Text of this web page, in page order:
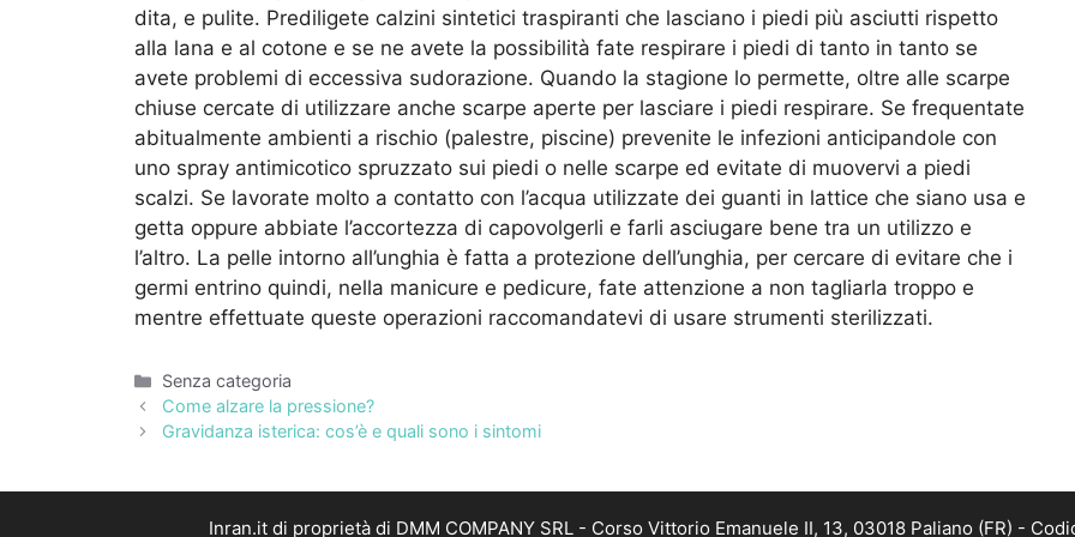
dita, e pulite. Prediligete calzini sintetici traspiranti che lasciano i piedi più asciutti rispetto
alla lana e al cotone e se ne avete la possibilità fate respirare i piedi di tanto in tanto se
avete problemi di eccessiva sudorazione. Quando la stagione lo permette, oltre alle scarpe
chiuse cercate di utilizzare anche scarpe aperte per lasciare i piedi respirare. Se frequentate
abitualmente ambienti a rischio (palestre, piscine) prevenite le infezioni anticipandole con
uno spray antimicotico spruzzato sui piedi o nelle scarpe ed evitate di muovervi a piedi
scalzi. Se lavorate molto a contatto con l’acqua utilizzate dei guanti in lattice che siano usa e
getta oppure abbiate l’accortezza di capovolgerli e farli asciugare bene tra un utilizzo e
l’altro. La pelle intorno all’unghia è fatta a protezione dell’unghia, per cercare di evitare che i
germi entrino quindi, nella manicure e pedicure, fate attenzione a non tagliarla troppo e
mentre effettuate queste operazioni raccomandatevi di usare strumenti sterilizzati.
Categorie
Senza categoria
Come alzare la pressione?
Gravidanza isterica: cos’è e quali sono i sintomi
Inran.it di proprietà di DMM COMPANY SRL - Corso Vittorio Emanuele II, 13, 03018 Paliano (FR) -